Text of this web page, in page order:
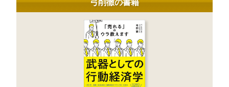
弓削徹の書籍